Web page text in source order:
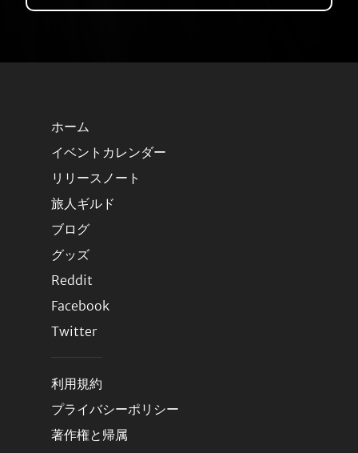
ホーム
イベントカレンダー
リリースノート
旅人ギルド
ブログ
グッズ
Reddit
Facebook
Twitter
利用規約
プライバシーポリシー
著作権と帰属